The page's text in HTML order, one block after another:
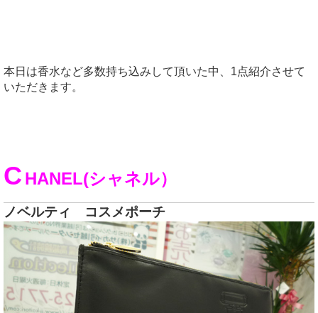
本日は香水など多数持ち込みして頂いた中、1点紹介させて
いただきます。
C HANEL(シャネル）
ノベルティ コスメポーチ